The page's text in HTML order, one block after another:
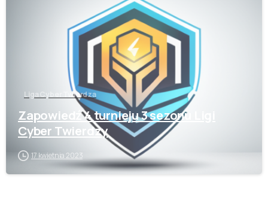
Liga Cyber Twierdza
Zapowiedź 4 turnieju 3 sezonu Ligi
Cyber Twierdzy
17 kwietnia 2023